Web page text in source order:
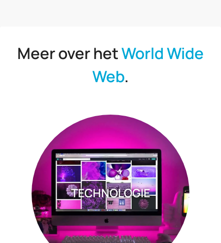
Meer over hetWorld Wide
Web.
TECHNOLOGIE